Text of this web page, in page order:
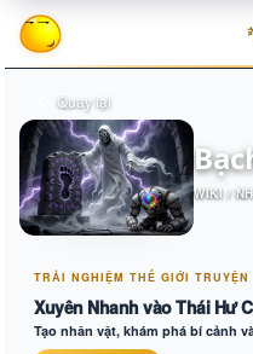
Quay lại
WIKI /
TRẢI NGHIỆM THẾ GIỚI TRUYỆN
Xuyên Nhanh vào Thái Hư
Tạo nhân vật, khám phá bí cảnh